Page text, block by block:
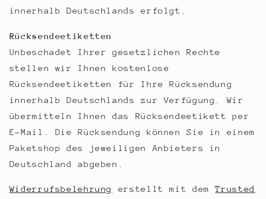
innerhalb Deutschlands erfolgt.
Rücksendeetiketten
Unbeschadet Ihrer gesetzlichen Rechte
stellen wir Ihnen kostenlose
Rücksendeetiketten für Ihre Rücksendung
innerhalb Deutschlands zur Verfügung. Wir
übermitteln Ihnen das Rücksendeetikett per
E-Mail. Die Rücksendung können Sie in einem
Paketshop des jeweiligen Anbieters in
Deutschland abgeben.
Widerrufsbelehrung erstellt mit demTrusted